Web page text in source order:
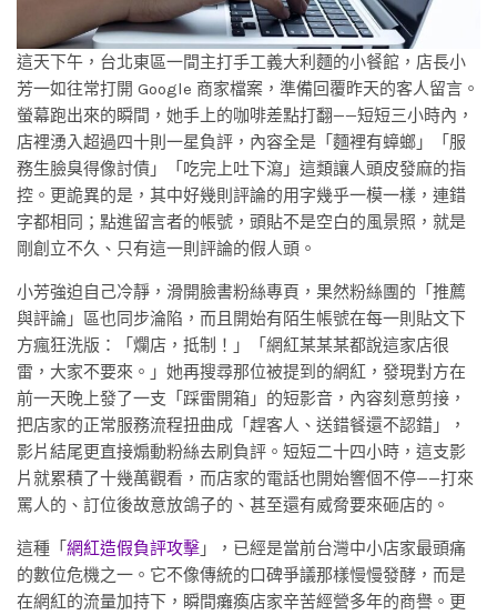
這天下午，台北東區一間主打手工義大利麵的小餐館，店長小
芳一如往常打開 Google 商家檔案，準備回覆昨天的客人留言。
螢幕跑出來的瞬間，她手上的咖啡差點打翻——短短三小時內，
店裡湧入超過四十則一星負評，內容全是「麵裡有蟑螂」「服
務生臉臭得像討債」「吃完上吐下瀉」這類讓人頭皮發麻的指
控。更詭異的是，其中好幾則評論的用字幾乎一模一樣，連錯
字都相同；點進留言者的帳號，頭貼不是空白的風景照，就是
剛創立不久、只有這一則評論的假人頭。
小芳強迫自己冷靜，滑開臉書粉絲專頁，果然粉絲團的「推薦
與評論」區也同步淪陷，而且開始有陌生帳號在每一則貼文下
方瘋狂洗版：「爛店，抵制！」「網紅某某某都說這家店很
雷，大家不要來。」她再搜尋那位被提到的網紅，發現對方在
前一天晚上發了一支「踩雷開箱」的短影音，內容刻意剪接，
把店家的正常服務流程扭曲成「趕客人、送錯餐還不認錯」，
影片結尾更直接煽動粉絲去刷負評。短短二十四小時，這支影
片就累積了十幾萬觀看，而店家的電話也開始響個不停——打來
罵人的、訂位後故意放鴿子的、甚至還有威脅要來砸店的。
這種「 網紅造假負評攻擊 」，已經是當前台灣中小店家最頭痛
的數位危機之一。它不像傳統的口碑爭議那樣慢慢發酵，而是
在網紅的流量加持下，瞬間癱瘓店家辛苦經營多年的商譽。更